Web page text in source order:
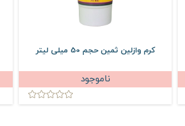
کرم وازلین ثمین حجم 50 میلی لیتر
ناموجود